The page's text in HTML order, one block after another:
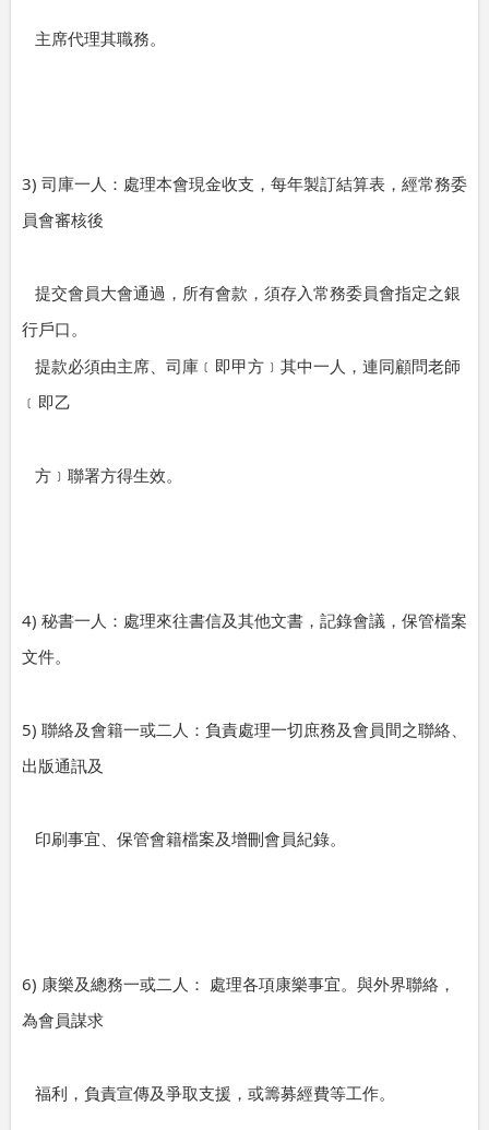
主席代理其職務。
3) 司庫一人：處理本會現金收支，每年製訂結算表，經常務委
員會審核後
提交會員大會通過，所有會款，須存入常務委員會指定之銀
行戶口。
提款必須由主席、司庫﹝即甲方﹞其中一人，連同顧問老師
﹝即乙
方﹞聯署方得生效。
4) 秘書一人：處理來往書信及其他文書，記錄會議，保管檔案
文件。
5) 聯絡及會籍一或二人：負責處理一切庶務及會員間之聯絡、
出版通訊及
印刷事宜、保管會籍檔案及增刪會員紀錄。
6) 康樂及總務一或二人： 處理各項康樂事宜。與外界聯絡，
為會員謀求
福利，負責宣傳及爭取支援，或籌募經費等工作。